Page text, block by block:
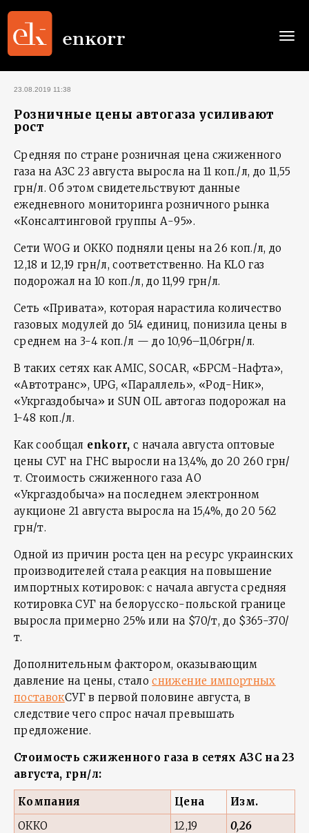
23.08.2019 11:38
Розничные цены автогаза усиливают
рост
Средняя по стране розничная цена сжиженного
газа на АЗС 23 августа выросла на 11 коп./л, до 11,55
грн/л. Об этом свидетельствуют данные
ежедневного мониторинга розничного рынка
«Консалтинговой группы А-95».
Сети WOG и ОККО подняли цены на 26 коп./л, до
12,18 и 12,19 грн/л, соответственно. На KLO газ
подорожал на 10 коп./л, до 11,99 грн/л.
Сеть «Привата», которая нарастила количество
газовых модулей до 514 единиц, понизила цены в
среднем на 3-4 коп./л — до 10,96–11,06грн/л.
В таких сетях как AMIC, SOCAR, «БРСМ-Нафта»,
«Автотранс», UPG, «Параллель», «Род-Ник»,
«Укргаздобыча» и SUN OIL автогаз подорожал на
1-48 коп./л.
Как сообщал enkorr,с начала августа оптовые
цены СУГ на ГНС выросли на 13,4%, до 20 260 грн/
т. Стоимость сжиженного газа АО
«Укргаздобыча» на последнем электронном
аукционе 21 августа выросла на 15,4%, до 20 562
грн/т.
Одной из причин роста цен на ресурс украинских
производителей стала реакция на повышение
импортных котировок: с начала августа средняя
котировка СУГ на белорусско-польской границе
выросла примерно 25% или на $70/т, до $365-370/
т.
Дополнительным фактором, оказывающим
давление на цены, сталоснижение импортных
поставокСУГ в первой половине августа, в
следствие чего спрос начал превышать
предложение.
Стоимость сжиженного газа в сетях АЗС на 23
августа, грн/л:
Компания Цена
Изм.
ОККО
12,19
0,26